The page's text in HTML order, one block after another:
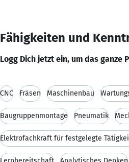
Fähigkeiten und
Logg Dich jetzt ein, um das ganze
CNC Fräsen Maschinenbau
Baugruppenmontage Pneumatik
Elektrofachkraft für festgelegte